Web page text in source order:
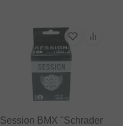
Session BMX "Schrader